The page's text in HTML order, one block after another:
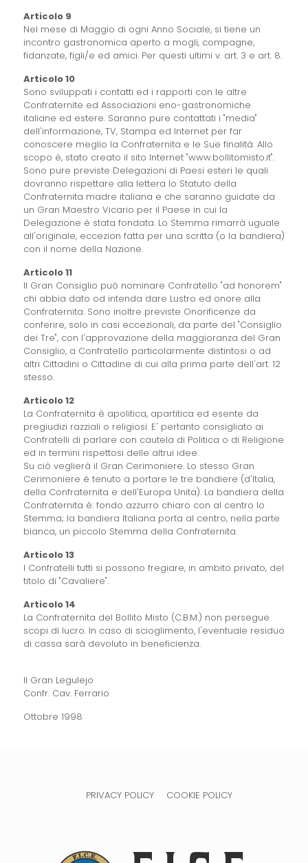
Articolo 9
Nel mese di Maggio di ogni Anno Sociale, si tiene un
incontro gastronomica aperto a mogli, compagne,
fidanzate, figli/e ed amici. Per questi ultimi v. art. 3 e art. 8.
Articolo 10
Sono sviluppati i contatti ed i rapporti con le altre
Confraternite ed Associazioni eno-gastronomiche
italiane ed estere. Saranno pure contattati i "media"
dell'informazione, TV, Stampa ed Internet per far
conoscere meglio la Confraternita e le Sue finalità. Allo
scopo è, stato creato il sito Internet "www.bollitomisto.it".
Sono pure previste Delegazioni di Paesi esteri le quali
dovranno rispettare alla lettera lo Statuto della
Confraternita madre italiana e che saranno guidate da
un Gran Maestro Vicario per il Paese in cui la
Delegazione è stata fondata. Lo Stemma rimarrà uguale
all'originale, eccezion fatta per una scritta (o la bandiera)
con il nome della Nazione.
Articolo 11
Il Gran Consiglio può nominare Confratello "ad honorem"
chi abbia dato od intenda dare Lustro ed onore alla
Confraternita. Sono inoltre previste Onorificenze da
conferire, solo in casi eccezionali, da parte del "Consiglio
dei Tre", con l'approvazione della maggioranza del Gran
Consiglio, a Confratello particolarmente distintosi o ad
altri Cittadini o Cittadine di cui alla prima parte dell'art. 12
stesso.
Articolo 12
La Confraternita è apolitica, apartitica ed esente da
pregiudizi razziali o religiosi. E' pertanto consigliato ai
Confratelli di parlare con cautela di Politica o di Religione
ed in termini rispettosi delle altrui idee.
Su ciò veglierà il Gran Cerimoniere. Lo stesso Gran
Cerimoniere è tenuto a portare le tre bandiere (d'Italia,
della Confraternita e dell'Europa Unita). La bandiera della
Confraternita è: fondo azzurro chiaro con al centro lo
Stemma; la bandiera Italiana porta al centro, nella parte
bianca, un piccolo Stemma della Confraternita.
Articolo 13
I Confratelli tutti si possono fregiare, in ambito privato, del
titolo di "Cavaliere".
Articolo 14
La Confraternita del Bollito Misto (C.B.M.) non persegue
scopi di lucro. In caso di scioglimento, l'eventuale residuo
di cassa sarà devoluto in beneficienza.
Il Gran Legulejo
Confr. Cav. Ferrario
Ottobre 1998
PRIVACY POLICY COOKIE POLICY